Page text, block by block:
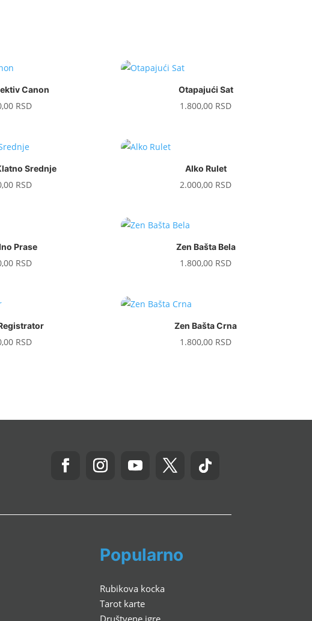
Canon
RSD
Otapajući Sat
1.800,00 RSD
Srednje
RSD
Alko Rulet
2.000,00 RSD
Prase
RSD
Zen Bašta Bela
1.800,00 RSD
RSD
Zen Bašta Crna
1.800,00 RSD
Popularno
Rubikova kocka
Tarot karte
Društvene igre